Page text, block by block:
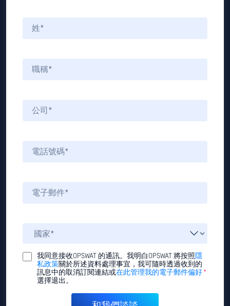
我同意接收OPSWAT 的通訊。我明白OPSWAT 將按照隱
私政策關於所述資料處理事宜，我可隨時透過收到的
訊息中的取消訂閱連結或在此管理我的電子郵件偏好*
選擇退出。